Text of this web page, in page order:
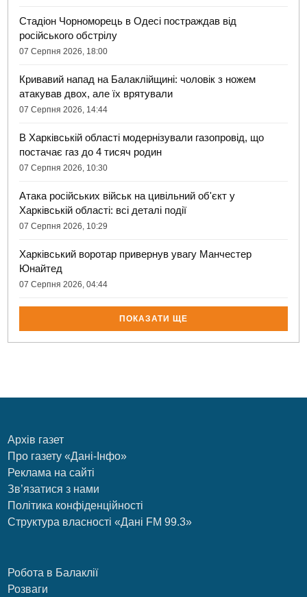
Стадіон Чорноморець в Одесі постраждав від
російського обстрілу
07 Серпня 2026, 18:00
Кривавий напад на Балаклійщині: чоловік з ножем
атакував двох, але їх врятували
07 Серпня 2026, 14:44
В Харківській області модернізували газопровід, що
постачає газ до 4 тисяч родин
07 Серпня 2026, 10:30
Атака російських військ на цивільний об'єкт у
Харківській області: всі деталі події
07 Серпня 2026, 10:29
Харківський воротар привернув увагу Манчестер
Юнайтед
07 Серпня 2026, 04:44
ПОКАЗАТИ ЩЕ
Архів газет
Про газету «Дані-Інфо»
Реклама на сайті
Зв’язатися з нами
Політика конфіденційності
Структура власності «Дані FM 99.3»
Робота в Балаклії
Розваги